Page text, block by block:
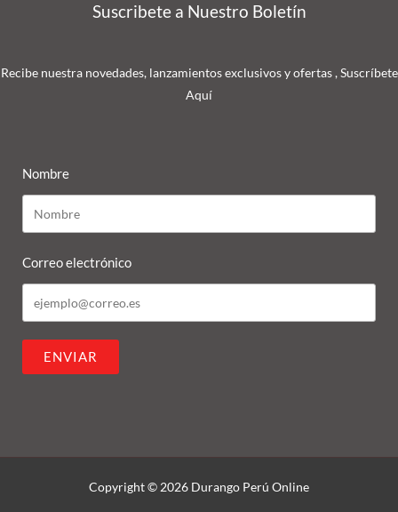
Suscribete a Nuestro Boletín
Recibe nuestra novedades, lanzamientos exclusivos y ofertas , Suscríbete
Aquí
Nombre
Correo electrónico
ENVIAR
Copyright © 2026 Durango Perú Online